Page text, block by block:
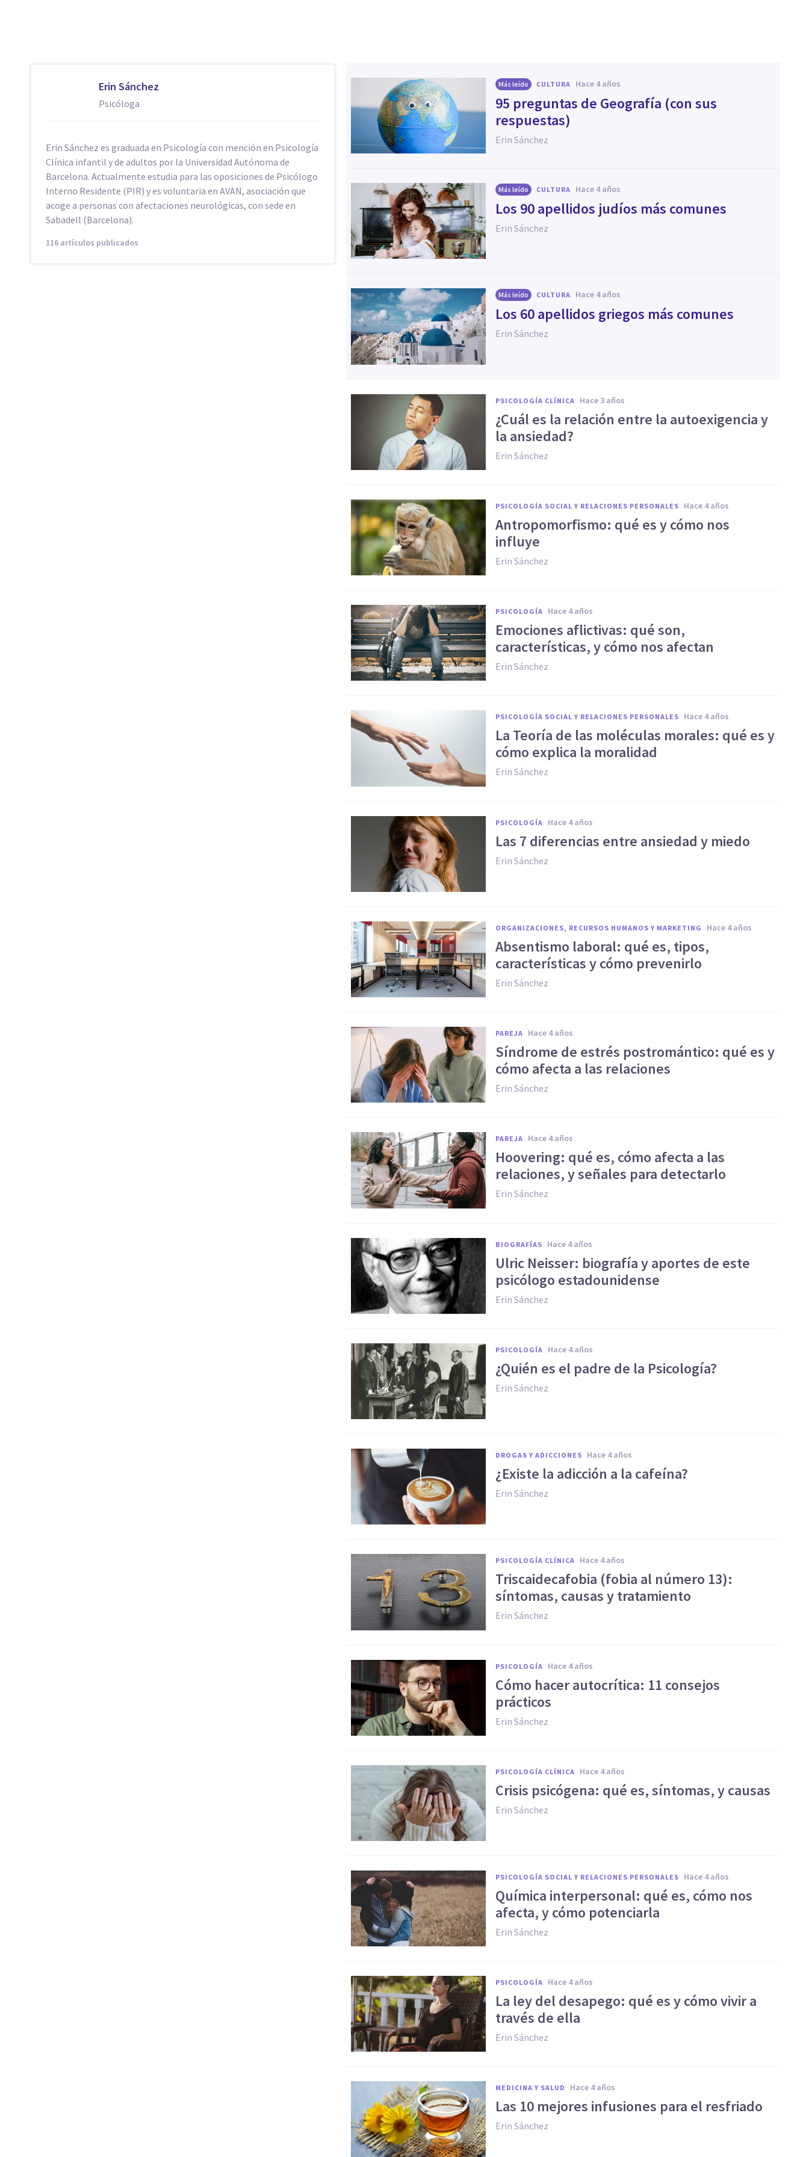
Erin Sánchez
Psicóloga
Erin Sánchez es graduada en Psicología con mención en Psicología
Clínica infantil y de adultos por la Universidad Autónoma de
Barcelona. Actualmente estudia para las oposiciones de Psicólogo
Interno Residente (PIR) y es voluntaria en AVAN, asociación que
acoge a personas con afectaciones neurológicas, con sede en
Sabadell (Barcelona).
116 artículos publicados
Más leído CULTURA hace 4 años
95 preguntas de Geografía (con sus
respuestas)
Erin Sánchez
Más leído CULTURA hace 4 años
Los 90 apellidos judíos más comunes
Erin Sánchez
Más leído CULTURA hace 4 años
Los 60 apellidos griegos más comunes
Erin Sánchez
PSICOLOGÍA CLÍNICA hace 3 años
¿Cuál es la relación entre la autoexigencia y
la ansiedad?
Erin Sánchez
PSICOLOGÍA SOCIAL Y RELACIONES PERSONALES hace 4 años
Antropomorfismo: qué es y cómo nos
influye
Erin Sánchez
PSICOLOGÍA hace 4 años
Emociones aflictivas: qué son,
características, y cómo nos afectan
Erin Sánchez
PSICOLOGÍA SOCIAL Y RELACIONES PERSONALES hace 4 años
La Teoría de las moléculas morales: qué es y
cómo explica la moralidad
Erin Sánchez
PSICOLOGÍA hace 4 años
Las 7 diferencias entre ansiedad y miedo
Erin Sánchez
ORGANIZACIONES, RECURSOS HUMANOS Y MARKETING hace 4 años
Absentismo laboral: qué es, tipos,
características y cómo prevenirlo
Erin Sánchez
PAREJA hace 4 años
Síndrome de estrés postromántico: qué es y
cómo afecta a las relaciones
Erin Sánchez
PAREJA hace 4 años
Hoovering: qué es, cómo afecta a las
relaciones, y señales para detectarlo
Erin Sánchez
BIOGRAFÍAS hace 4 años
Ulric Neisser: biografía y aportes de este
psicólogo estadounidense
Erin Sánchez
PSICOLOGÍA hace 4 años
¿Quién es el padre de la Psicología?
Erin Sánchez
DROGAS Y ADICCIONES hace 4 años
¿Existe la adicción a la cafeína?
Erin Sánchez
PSICOLOGÍA CLÍNICA hace 4 años
Triscaidecafobia (fobia al número 13):
síntomas, causas y tratamiento
Erin Sánchez
PSICOLOGÍA hace 4 años
Cómo hacer autocrítica: 11 consejos
prácticos
Erin Sánchez
PSICOLOGÍA CLÍNICA hace 4 años
Crisis psicógena: qué es, síntomas, y causas
Erin Sánchez
PSICOLOGÍA SOCIAL Y RELACIONES PERSONALES hace 4 años
Química interpersonal: qué es, cómo nos
afecta, y cómo potenciarla
Erin Sánchez
PSICOLOGÍA hace 4 años
La ley del desapego: qué es y cómo vivir a
través de ella
Erin Sánchez
MEDICINA Y SALUD hace 4 años
Las 10 mejores infusiones para el resfriado
Erin Sánchez